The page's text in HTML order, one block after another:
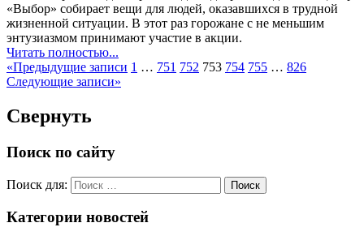
«Выбор» собирает вещи для людей, оказавшихся в трудной
жизненной ситуации. В этот раз горожане с не меньшим
энтузиазмом принимают участие в акции.
Читать полностью...
«Предыдущие записи 1 … 751 752 753 754 755 … 826
Следующие записи»
Свернуть
Поиск по сайту
Поиск для: Поиск
Категории новостей